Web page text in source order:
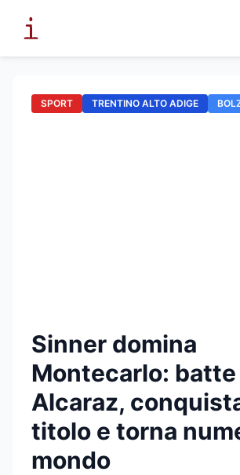
SPORT TRENTINO ALTO ADIGE
Sinner domina
Montecarlo: batte
Alcaraz,
titolo e torna
mondo